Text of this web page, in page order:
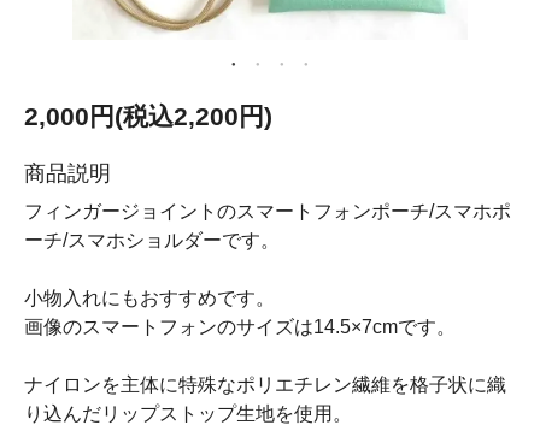
2,000円(税込2,200円)
商品説明
フィンガージョイントのスマートフォンポーチ/スマホポ
ーチ/スマホショルダーです。
小物入れにもおすすめです。
画像のスマートフォンのサイズは14.5×7cmです。
ナイロンを主体に特殊なポリエチレン繊維を格子状に織
り込んだリップストップ生地を使用。